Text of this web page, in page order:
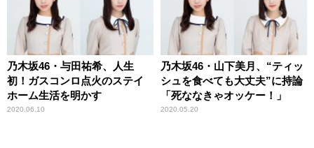
乃木坂46・与田祐希、人生
初！ガスコンロ点火のステイ
ホーム生活を明かす
2020.06.10
乃木坂46・山下美月、“ティッ
シュを食べても大丈夫”に持論
「死ななきゃオッケー！」
2020.05.20